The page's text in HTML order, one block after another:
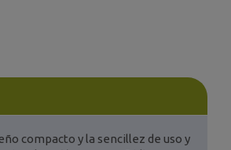
compacto y la sencillez de uso y